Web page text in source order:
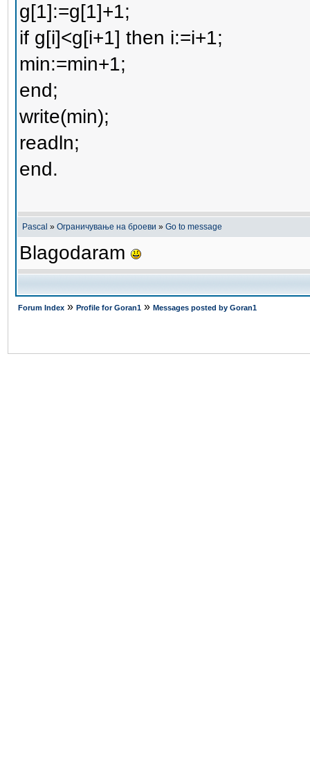
g[1]:=g[1]+1;
if g[i]<g[i+1] then i:=i+1;
min:=min+1;
end;
write(min);
readln;
end.
Pascal » Ограничување на броеви » Go to message
Blagodaram
Forum Index » Profile for Goran1 » Messages posted by Goran1